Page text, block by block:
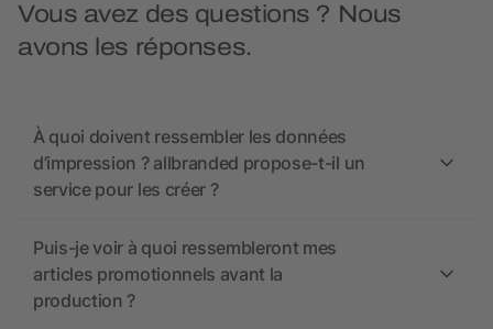
Vous avez des questions ? Nous
avons les réponses.
À quoi doivent ressembler les données
d’impression ? allbranded propose-t-il un
service pour les créer ?
Puis-je voir à quoi ressembleront mes
articles promotionnels avant la
production ?